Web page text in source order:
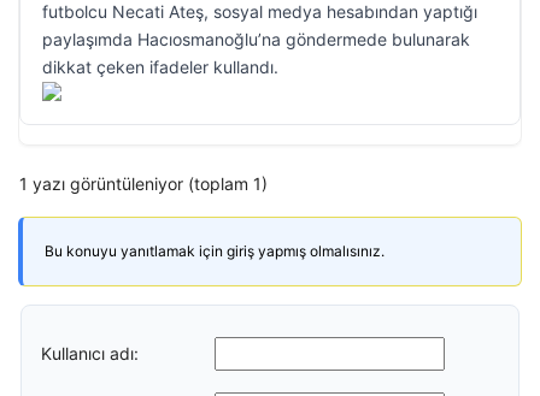
futbolcu Necati Ateş, sosyal medya hesabından yaptığı
paylaşımda Hacıosmanoğlu’na göndermede bulunarak
dikkat çeken ifadeler kullandı.
1 yazı görüntüleniyor (toplam 1)
Bu konuyu yanıtlamak için giriş yapmış olmalısınız.
Kullanıcı adı: